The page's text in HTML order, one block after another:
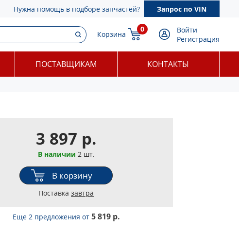
Нужна помощь в подборе запчастей? Запрос по VIN
Корзина
0
Войти
Регистрация
ПОСТАВЩИКАМ КОНТАКТЫ
3 897 р.
В наличии 2 шт.
В корзину
Поставка завтра
Еще 2 предложения от 5 819 р.